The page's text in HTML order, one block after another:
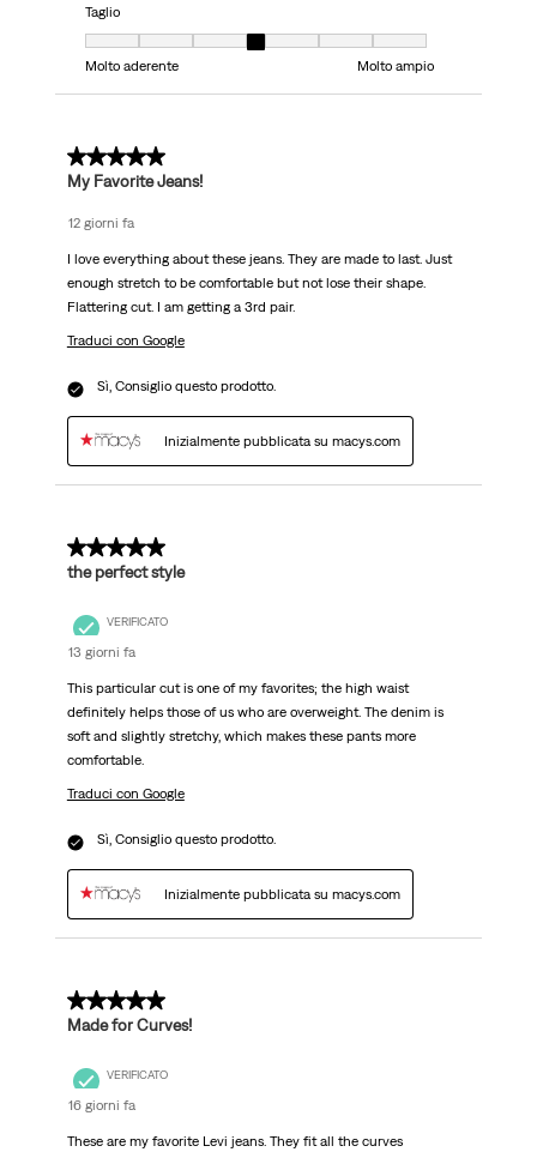
Taglio
Taglio, 4 su 7, dove 1 è uguale a Molto aderente e 7 è uguale a Molto
Molto aderente
Molto ampio
5 su 5 stelle.
My Favorite Jeans!
12 giorni fa
I love everything about these jeans. They are made to last. Just
enough stretch to be comfortable but not lose their shape.
Flattering cut. I am getting a 3rd pair.
Traduci con Google
Sì, Consiglio questo prodotto.
Inizialmente pubblicata su macys.com
5 su 5 stelle.
the perfect style
VERIFICATO
13 giorni fa
This particular cut is one of my favorites; the high waist
definitely helps those of us who are overweight. The denim is
soft and slightly stretchy, which makes these pants more
comfortable.
Traduci con Google
Sì, Consiglio questo prodotto.
Inizialmente pubblicata su macys.com
5 su 5 stelle.
Made for Curves!
VERIFICATO
16 giorni fa
These are my favorite Levi jeans. They fit all the curves